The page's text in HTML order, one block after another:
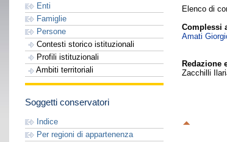
Enti
Famiglie
Persone
Contesti storico istituzionali
Profili istituzionali
Ambiti territoriali
Soggetti conservatori
Indice
Per regioni di appartenenza
Elenco di
Complessi
Amati
Redazione
Zacchilli